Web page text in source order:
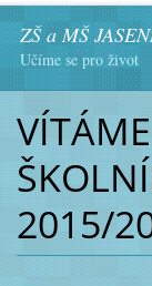
ZŠ a MŠ
Učíme se pro život
2015/